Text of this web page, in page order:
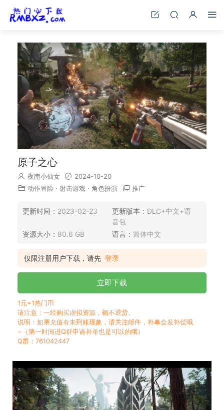
原子之心
夜南小仙女
2024-10-20
动作冒险 · 射击游戏 · 角色扮演 推广
更新时间： 2023-02-23 更新版本： DLC+中文+语
音包
资源大小： 80.6 GB 语言： 简体中文
仅限注册用户下载，请先 登录
立即下载
1元=1热门币
请注意：一经购买虚拟资源，概不退货。
说明：如果充值有未到账现象，请关注邮件，补单会发补偿哦
~（第一时间进Q群申请补单也是可以的哦）
Q群：761042447